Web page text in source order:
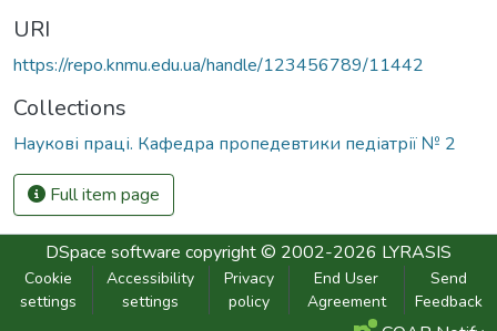
URI
https://repo.knmu.edu.ua/handle/123456789/11442
Collections
Наукові праці. Кафедра пропедевтики педіатрії № 2
Full item page
DSpace software copyright © 2002-2026 LYRASIS
Cookie
settings
Accessibility
settings
Privacy
policy
End User
Agreement
Send
Feedback